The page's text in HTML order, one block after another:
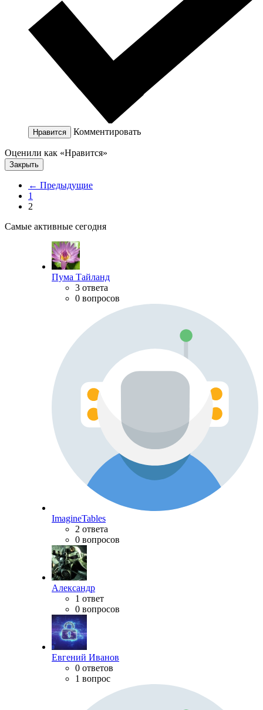
Нравится Комментировать
Оценили как «Нравится»
Закрыть
← Предыдущие
1
2
Самые активные сегодня
Пума Тайланд
3 ответа
0 вопросов
ImagineTables
2 ответа
0 вопросов
Александр
1 ответ
0 вопросов
Евгений Иванов
0 ответов
1 вопрос